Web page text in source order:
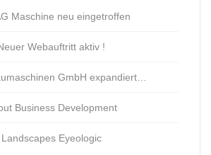
Maschine neu eingetroffen
Webauftritt aktiv !
GmbH expandiert…
Business Development
Landscapes Eyeologic